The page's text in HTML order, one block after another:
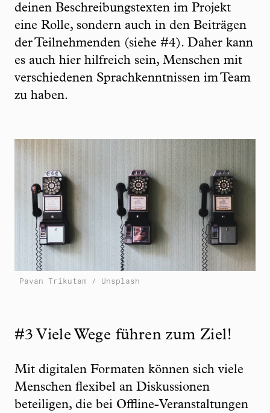
deinen Beschreibungstexten im Projekt
eine Rolle, sondern auch in den Beiträgen
der Teilnehmenden (siehe #4). Daher kann
es auch hier hilfreich sein, Menschen mit
verschiedenen Sprachkenntnissen im Team
zu haben.
Pavan Trikutam / Unsplash
#3 Viele Wege führen zum Ziel!
Mit digitalen Formaten können sich viele
Menschen flexibel an Diskussionen
beteiligen, die bei Offline-Veranstaltungen